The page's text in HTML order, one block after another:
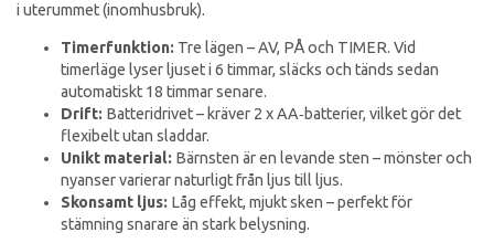
i uterummet (inomhusbruk).
Timerfunktion: Tre lägen – AV, PÅ och TIMER. Vid
timerläge lyser ljuset i 6 timmar, släcks och tänds sedan
automatiskt 18 timmar senare.
Drift: Batteridrivet – kräver 2 x AA‑batterier, vilket gör det
flexibelt utan sladdar.
Unikt material: Bärnsten är en levande sten – mönster och
nyanser varierar naturligt från ljus till ljus.
Skonsamt ljus: Låg effekt, mjukt sken – perfekt för
stämning snarare än stark belysning.